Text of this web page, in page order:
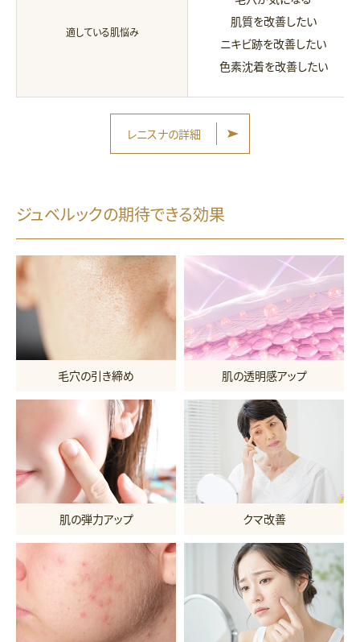
適している肌悩み
肌質を改善したい
ニキビ跡を改善したい
色素沈着を改善したい
レニスナの詳細
ジュベルックの期待できる効果
毛穴の引き締め 肌の透明感アップ
肌の弾力アップ クマ改善